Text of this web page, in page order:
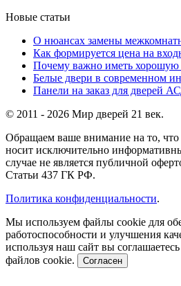
Новые статьи
О нюансах замены
Как формируется цена на
Почему важно иметь хорошую
Белые двери в современном
Панели на заказ для дверей
© 2011 - 2026 Мир дверей 21 век.
Обращаем ваше внимание на то,
носит исключительно
случае не является публичной
Статьи 437 ГК РФ.
Политика конфиденциальности.
Мы используем файлы cookie для
работоспособности и улучшения
используя наш сайт вы соглашаетесь
файлов cookie.
Согласен